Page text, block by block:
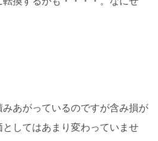
あがっているのですが含み損が
してはあまり変わっていませ